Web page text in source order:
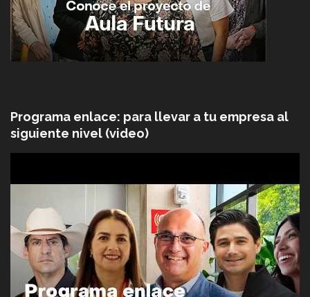
Programa enlace: para llevar a tu empresa al
siguiente nivel (video)